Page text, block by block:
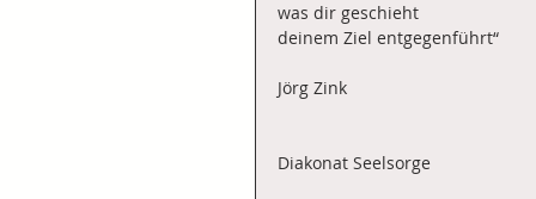
was dir geschieht
deinem Ziel entgegenführt“
Jörg Zink
Diakonat Seelsorge